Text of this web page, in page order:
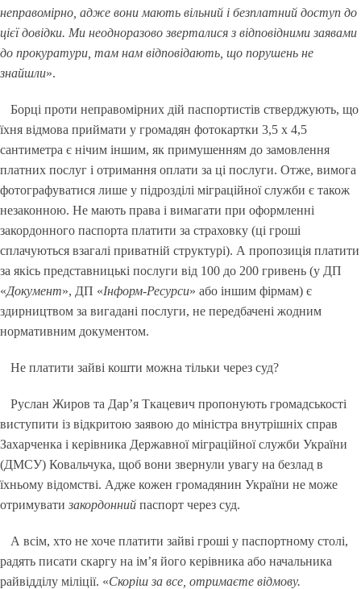
неправомірно, адже вони мають вільний і безплатний доступ до
цієї довідки. Ми неодноразово зверталися з відповідними заявами
до прокуратури, там нам відповідають, що порушень не
знайшли».
Борці проти неправомірних дій паспортистів стверджують, що
їхня відмова приймати у громадян фотокартки 3,5 х 4,5
сантиметра є нічим іншим, як примушенням до замовлення
платних послуг і отримання оплати за ці послуги. Отже, вимога
фотографуватися лише у підрозділі міграційної служби є також
незаконною. Не мають права і вимагати при оформленні
закордонного паспорта платити за страховку (ці гроші
сплачуються взагалі приватній структурі). А пропозиція платити
за якісь представницькі послуги від 100 до 200 гривень (у ДП
«Документ», ДП «Інформ-Ресурси» або іншим фірмам) є
здирництвом за вигадані послуги, не передбачені жодним
нормативним документом.
Не платити зайві кошти можна тільки через суд?
Руслан Жиров та Дар’я Ткацевич пропонують громадськості
виступити із відкритою заявою до міністра внутрішніх справ
Захарченка і керівника Державної міграційної служби України
(ДМСУ) Ковальчука, щоб вони звернули увагу на безлад в
їхньому відомстві. Адже кожен громадянин України не може
отримувати закордонний паспорт через суд.
А всім, хто не хоче платити зайві гроші у паспортному столі,
радять писати скаргу на ім’я його керівника або начальника
райвідділу міліції. «Скоріш за все, отримаєте відмову.